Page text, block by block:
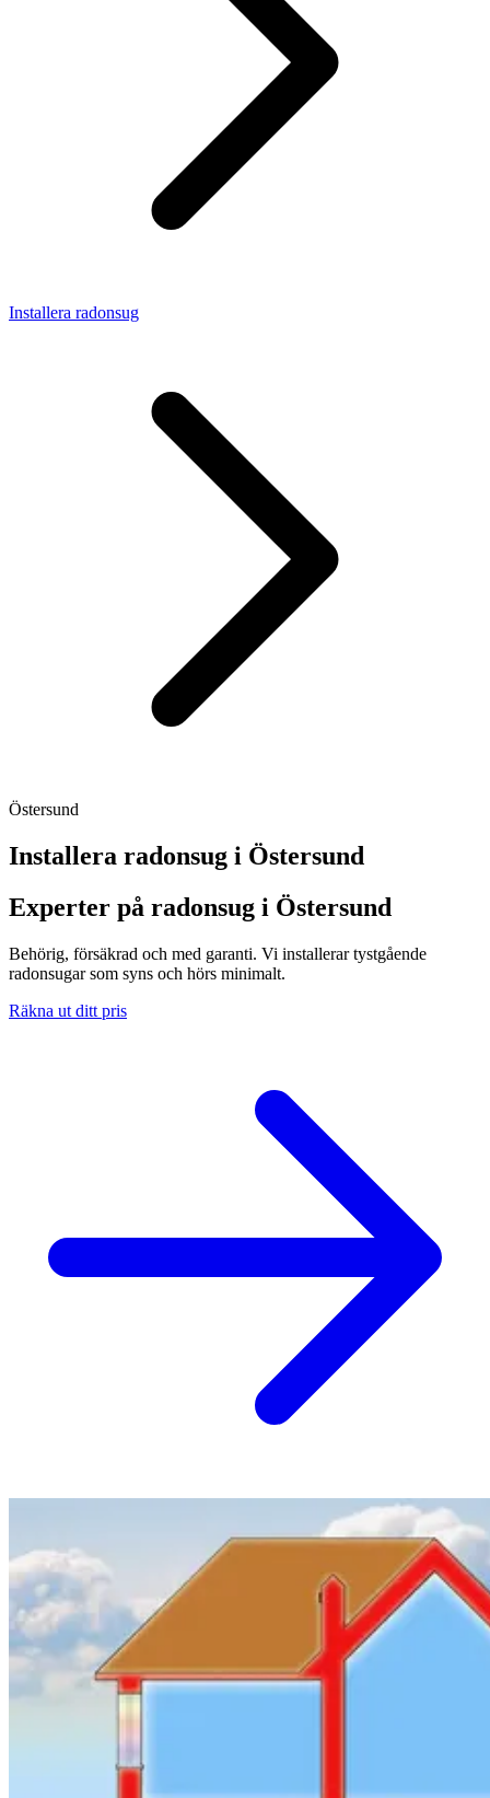
Installera radonsug
Östersund
Installera radonsug i Östersund
Experter på radonsug i Östersund
Behörig, försäkrad och med garanti. Vi installerar tystgående
radonsugar som syns och hörs minimalt.
Räkna ut ditt pris